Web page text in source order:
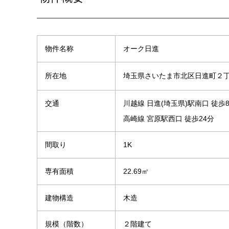
物件名称 オーク日進
所在地 埼玉県さいたま市北区日進町２
交通
川越線 日進(埼玉県)駅南口 徒歩
高崎線 宮原駅西口 徒歩24分
間取り 1K
専有面積 22.69㎡
建物構造 木造
規模（階数） ２階建て